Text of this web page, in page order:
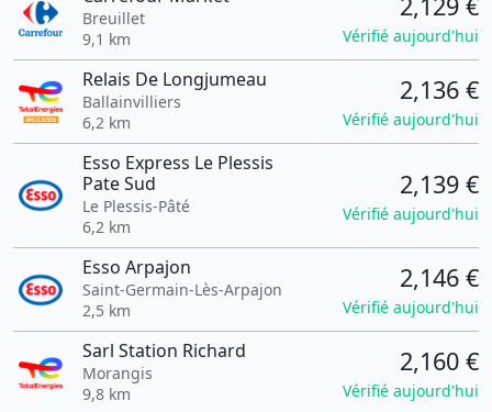
Breuillet
9,1 km
Vérifié aujourd'hui
Relais De Longjumeau
Ballainvilliers
6,2 km
2,136 €
Vérifié aujourd'hui
Esso Express Le Plessis
Pate Sud
Le Plessis-Pâté
6,2 km
2,139 €
Vérifié aujourd'hui
Esso Arpajon
Saint-Germain-Lès-Arpajon
2,5 km
2,146 €
Vérifié aujourd'hui
Sarl Station Richard
Morangis
9,8 km
2,160 €
Vérifié aujourd'hui